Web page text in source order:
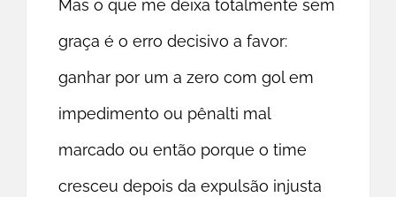
Mas o que me deixa totalmente sem
graça é o erro decisivo a favor:
ganhar por um a zero com gol em
impedimento ou pênalti mal
marcado ou então porque o time
cresceu depois da expulsão injusta